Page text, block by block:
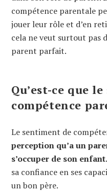
compétence parentale
jouer leur rôle et d’en
cela ne veut surtout pas
parent parfait.
Qu’est-ce que
compétence
Le sentiment de
perception qu’a un
s’occuper de son enfant.
sa confiance en ses
un bon père.